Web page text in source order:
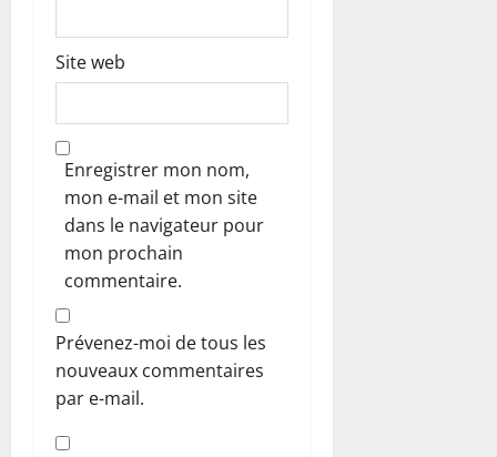
Site web
Enregistrer mon nom,
mon e-mail et mon site
dans le navigateur pour
mon prochain
commentaire.
Prévenez-moi de tous les
nouveaux commentaires
par e-mail.